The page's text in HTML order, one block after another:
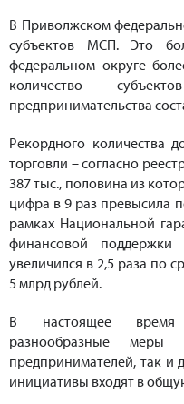
В Приволжском
субъектов МСП. Это
федеральном округе
количество
предпринимательства
Рекордного количества
торговли – согласно
387 тыс., половина из
цифра в 9 раз превысила
рамках Национальной
финансовой поддержки
увеличился в 2,5 раза по
5 млрд рублей.
В настоящее время
разнообразные
предпринимателей, так и
инициативы входят в